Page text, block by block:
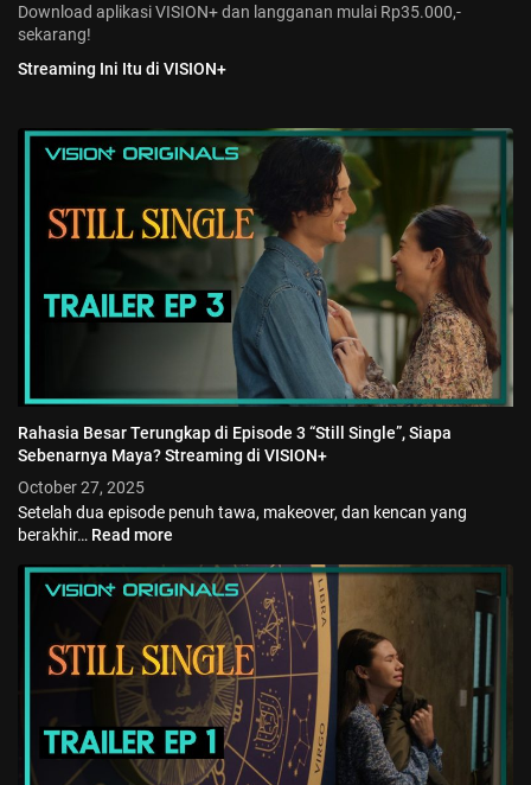
Rahasia Besar Terungkap di Episode 3 “Still Single”, Siapa
Sebenarnya Maya? Streaming di VISION+
October 27, 2025
Setelah dua episode penuh tawa, makeover, dan kencan yang
berakhir… Read more
Download aplikasi VISION+ dan langganan mulai Rp35.000,-
sekarang!
Streaming Ini Itu di VISION+